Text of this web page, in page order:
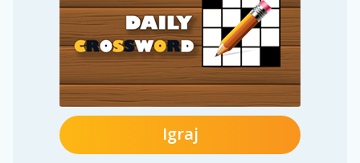
Igraj